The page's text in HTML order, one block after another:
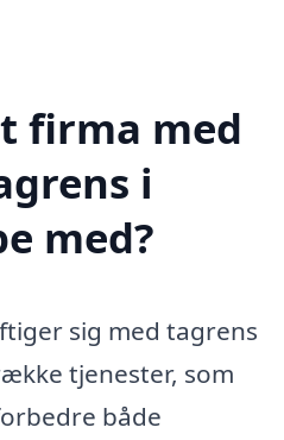
firma med
i
med?
sig med tagrens
tjenester, som
både